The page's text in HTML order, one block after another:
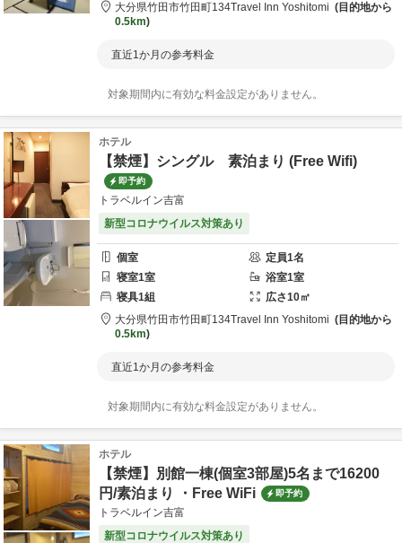
大分県竹田市竹田町134Travel Inn Yoshitomi
目的地から
0.5km
直近1か月の参考料金
対象期間内に有効な料金設定がありません。
ホテル
【禁煙】シングル 素泊まり (Free Wifi)
即予約
トラベルイン吉富
新型コロナウイルス対策あり
個室 定員1名
寝室1室 浴室1室
寝具1組 広さ10㎡
大分県竹田市竹田町134Travel Inn Yoshitomi
目的地から
0.5km
直近1か月の参考料金
対象期間内に有効な料金設定がありません。
ホテル
【禁煙】別館一棟(個室3部屋)5名まで16200
円/素泊まり ・Free WiFi
即予約
トラベルイン吉富
新型コロナウイルス対策あり